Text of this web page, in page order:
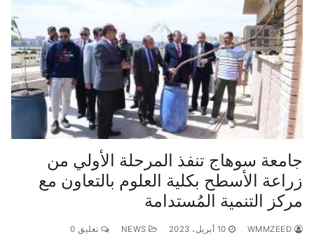
جامعة سوهاج تنفذ المرحلة الأولي من
زراعة الأسطح بكلية العلوم بالتعاون مع
مركز التنمية المُستدامة
10 أبريل، 2023 تعليق 0